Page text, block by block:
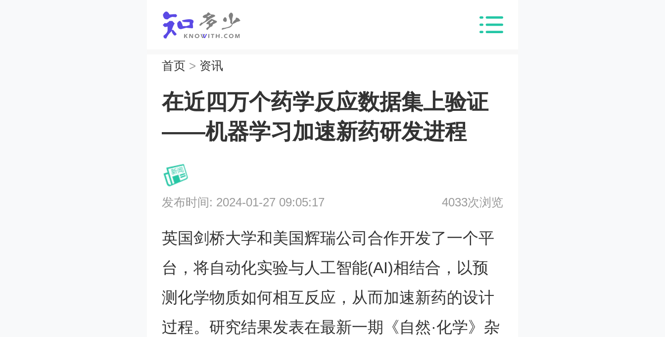
首页 > 资讯
在近四万个药学反应数据集上验证
——机器学习加速新药研发进程
发布时间: 2024-01-27 09:05:17 4033次浏览
英国剑桥大学和美国辉瑞公司合作开发了一个平
台，将自动化实验与人工智能(AI)相结合，以预
测化学物质如何相互反应，从而加速新药的设计
过程。研究结果发表在最新一期《自然·化学》杂